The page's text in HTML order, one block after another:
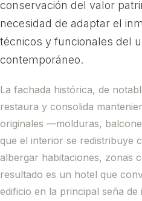
conservación del valor
necesidad de adaptar el
técnicos y funcionales del
contemporáneo.
La fachada histórica, de
restaura y consolida
originales —molduras,
que el interior se redistribuye
albergar habitaciones, zonas
resultado es un hotel que
edificio en la principal seña de